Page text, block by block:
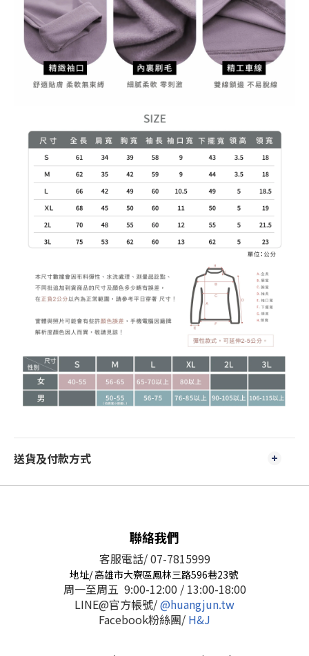
送貨及付款方式
聯絡我們
客服電話/ 07-7815999
地址/ 高雄市大寮區鳳林三路596巷23號
周一至周五 9:00-12:00 / 13:00-18:00
LINE@官方帳號/@huangjun.tw
Facebook粉絲團/ H&J